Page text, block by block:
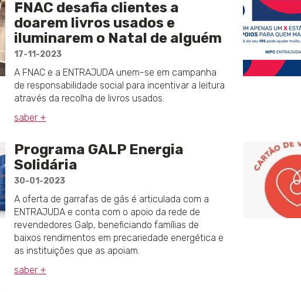
FNAC desafia clientes a
doarem livros usados e
iluminarem o Natal de alguém
17-11-2023
A FNAC e a ENTRAJUDA unem-se em campanha
de responsabilidade social para incentivar a leitura
através da recolha de livros usados.
saber +
Programa GALP Energia
Solidária
30-01-2023
A oferta de garrafas de gás é articulada com a
ENTRAJUDA e conta com o apoio da rede de
revendedores Galp, beneficiando famílias de
baixos rendimentos em precariedade energética e
as instituições que as apoiam.
saber +